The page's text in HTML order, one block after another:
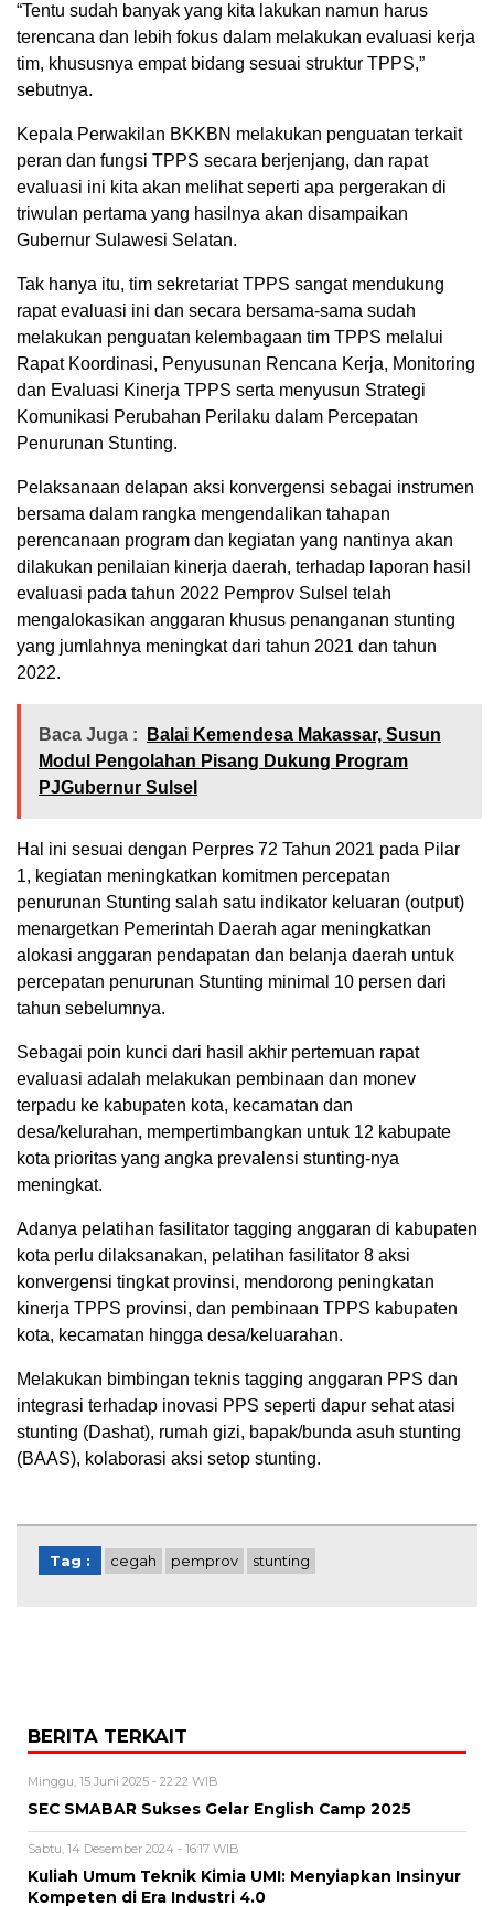
“Tentu sudah banyak yang kita lakukan namun harus
terencana dan lebih fokus dalam melakukan evaluasi kerja
tim, khususnya empat bidang sesuai struktur TPPS,”
sebutnya.
Kepala Perwakilan BKKBN melakukan penguatan terkait
peran dan fungsi TPPS secara berjenjang, dan rapat
evaluasi ini kita akan melihat seperti apa pergerakan di
triwulan pertama yang hasilnya akan disampaikan
Gubernur Sulawesi Selatan.
Tak hanya itu, tim sekretariat TPPS sangat mendukung
rapat evaluasi ini dan secara bersama-sama sudah
melakukan penguatan kelembagaan tim TPPS melalui
Rapat Koordinasi, Penyusunan Rencana Kerja, Monitoring
dan Evaluasi Kinerja TPPS serta menyusun Strategi
Komunikasi Perubahan Perilaku dalam Percepatan
Penurunan Stunting.
Pelaksanaan delapan aksi konvergensi sebagai instrumen
bersama dalam rangka mengendalikan tahapan
perencanaan program dan kegiatan yang nantinya akan
dilakukan penilaian kinerja daerah, terhadap laporan hasil
evaluasi pada tahun 2022 Pemprov Sulsel telah
mengalokasikan anggaran khusus penanganan stunting
yang jumlahnya meningkat dari tahun 2021 dan tahun
2022.
Baca Juga :
Balai Kemendesa Makassar, Susun
Modul Pengolahan Pisang Dukung Program
PJGubernur Sulsel
Hal ini sesuai dengan Perpres 72 Tahun 2021 pada Pilar
1, kegiatan meningkatkan komitmen percepatan
penurunan Stunting salah satu indikator keluaran (output)
menargetkan Pemerintah Daerah agar meningkatkan
alokasi anggaran pendapatan dan belanja daerah untuk
percepatan penurunan Stunting minimal 10 persen dari
tahun sebelumnya.
Sebagai poin kunci dari hasil akhir pertemuan rapat
evaluasi adalah melakukan pembinaan dan monev
terpadu ke kabupaten kota, kecamatan dan
desa/kelurahan, mempertimbangkan untuk 12 kabupate
kota prioritas yang angka prevalensi stunting-nya
meningkat.
Adanya pelatihan fasilitator tagging anggaran di kabupaten
kota perlu dilaksanakan, pelatihan fasilitator 8 aksi
konvergensi tingkat provinsi, mendorong peningkatan
kinerja TPPS provinsi, dan pembinaan TPPS kabupaten
kota, kecamatan hingga desa/keluarahan.
Melakukan bimbingan teknis tagging anggaran PPS dan
integrasi terhadap inovasi PPS seperti dapur sehat atasi
stunting (Dashat), rumah gizi, bapak/bunda asuh stunting
(BAAS), kolaborasi aksi setop stunting.
Tag : cegah pemprov stunting
BERITA TERKAIT
Minggu, 15 Juni 2025 - 22:22 WIB
SEC SMABAR Sukses Gelar English Camp 2025
Sabtu, 14 Desember 2024 - 16:17 WIB
Kuliah Umum Teknik Kimia UMI: Menyiapkan Insinyur
Kompeten di Era Industri 4.0